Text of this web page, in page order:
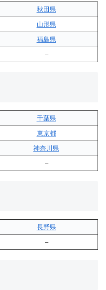
秋田県
山形県
福島県
–
千葉県
東京都
神奈川県
–
長野県
–